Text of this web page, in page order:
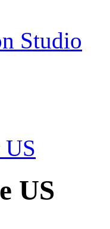
Studio
US
US